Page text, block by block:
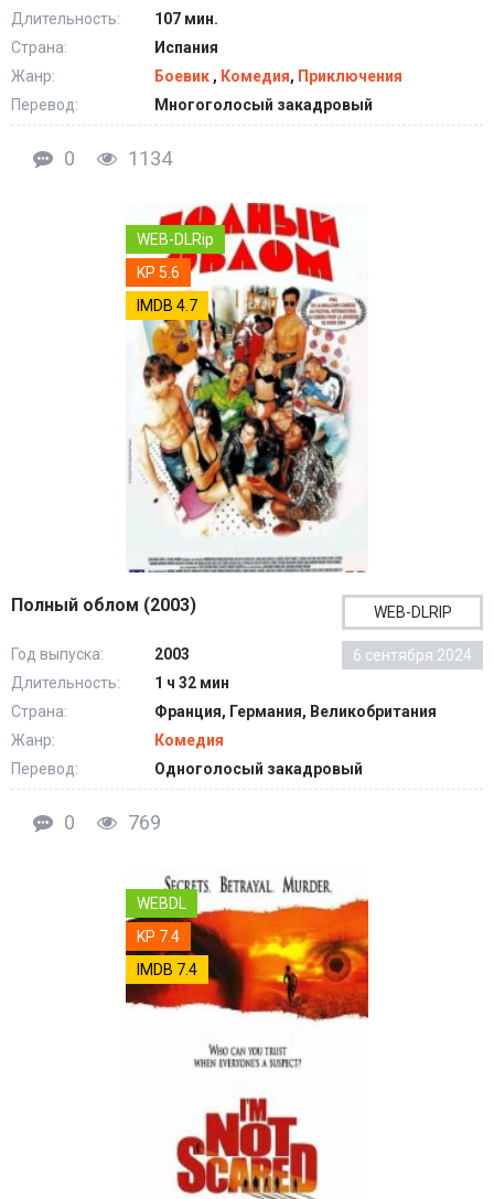
Длительность:
107 мин.
Страна:
Испания
Жанр:
Боевик , Комедия, Приключения
Перевод:
Многоголосый закадровый
0 1134
WEB-DLRip
KP 5.6
IMDB 4.7
Полный облом (2003) WEB-DLRIP
6 сентября 2024
Год выпуска:
2003
Длительность:
1 ч 32 мин
Страна:
Франция, Германия, Великобритания
Жанр:
Комедия
Перевод:
Одноголосый закадровый
0 769
WEBDL
KP 7.4
IMDB 7.4